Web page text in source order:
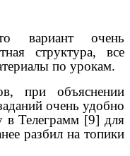
вариант очень
структура, все
по урокам.
при объяснении
очень удобно
в Телеграмм [9] для
разбил на топики